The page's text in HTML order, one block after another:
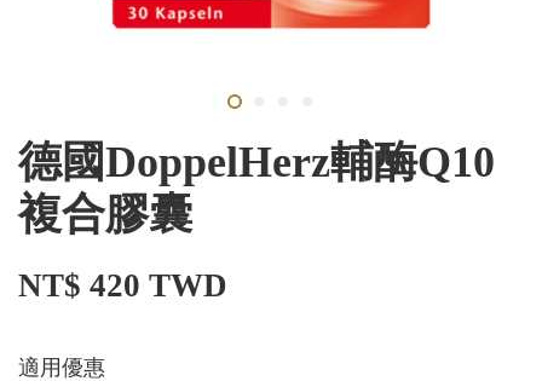
德國DoppelHerz輔酶Q10
複合膠囊
NT$ 420 TWD
適用優惠